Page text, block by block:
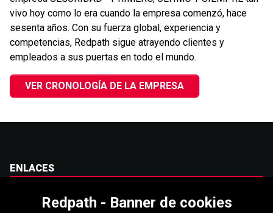
Redpath - Banner de cookies
vivo hoy como lo era cuando la empresa comenzó, hace
sesenta años. Con su fuerza global, experiencia y
competencias, Redpath sigue atrayendo clientes y
empleados a sus puertas en todo el mundo.
VER CRONOLOGÍA DE LA EMPRESA
ENLACES